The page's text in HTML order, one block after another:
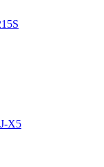
X5